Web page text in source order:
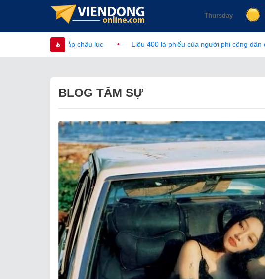
• Liệu 400 lá phiếu của người phi công dân có làm thay đổi cục
BLOG TÂM SỰ